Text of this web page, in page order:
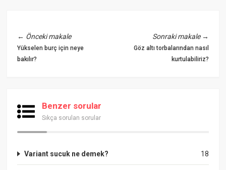
← Önceki makale
Yükselen burç için neye
bakılır?
Sonraki makale→
Göz altı torbalarından nasıl
kurtulabiliriz?
Benzer sorular
Sıkça sorulan sorular
18
Variant sucuk ne demek?